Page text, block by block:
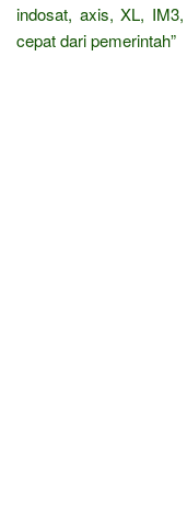
indosat, axis, XL,
cepat dari pemerintah”